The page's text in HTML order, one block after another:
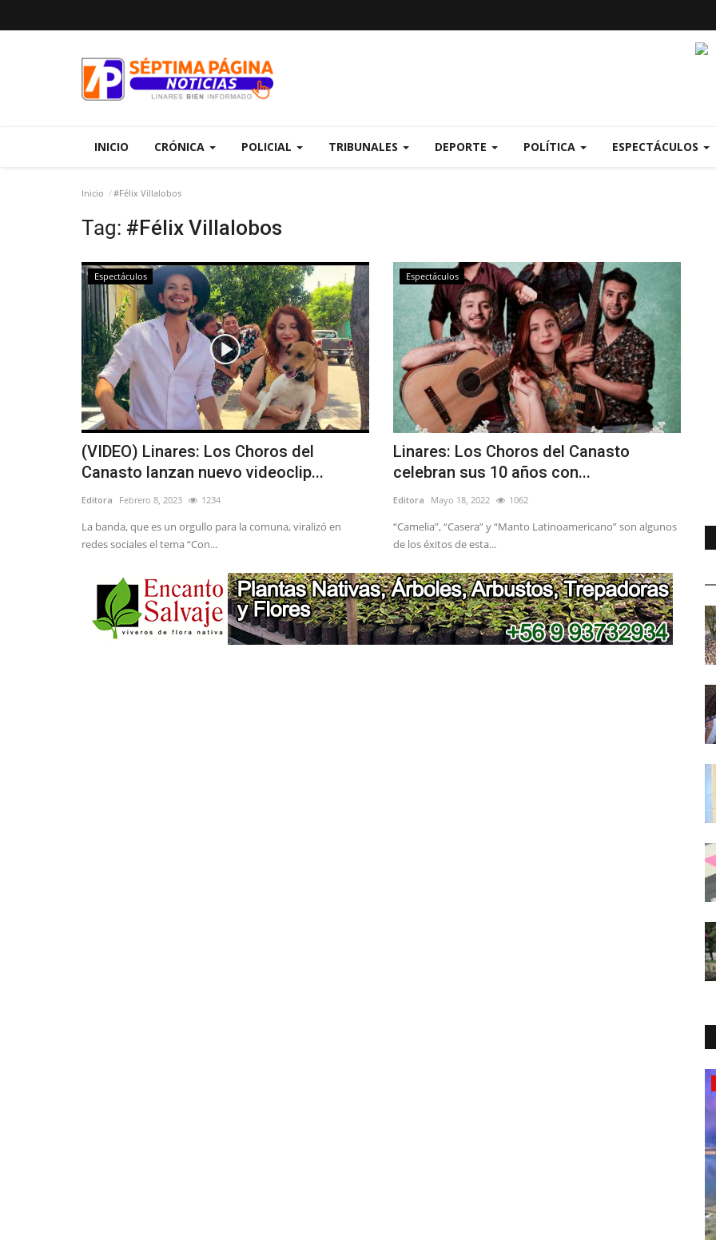
INICIO CRÓNICA POLICIAL TRIBUNALES DEPORTE POLÍTICA ESPECTÁCULOS
Inicio #Félix Villalobos
Tag: #Félix Villalobos
Espectáculos
(VIDEO) Linares: Los Choros del
Canasto lanzan nuevo videoclip...
Editora Febrero 8, 2023 1234
La banda, que es un orgullo para la comuna, viralizó en
redes sociales el tema “Con...
Espectáculos
Linares: Los Choros del Canasto
celebran sus 10 años con...
Editora Mayo 18, 2022 1062
“Camelia”, “Casera” y “Manto Latinoamericano” son algunos
de los éxitos de esta...